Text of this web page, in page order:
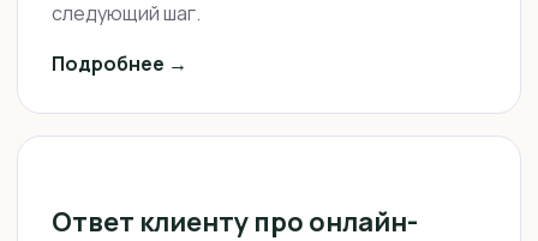
следующий шаг.
Подробнее →
Ответ клиенту про онлайн-